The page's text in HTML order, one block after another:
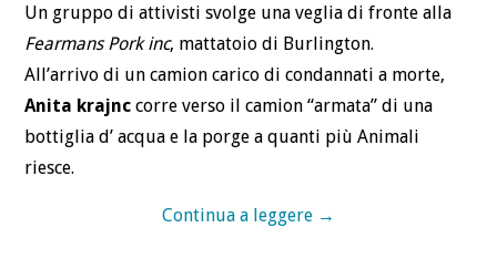
Un gruppo di attivisti svolge una veglia di fronte alla
Fearmans Pork inc, mattatoio di Burlington.
All’arrivo di un camion carico di condannati a morte,
Anita krajnc corre verso il camion “armata” di una
bottiglia d’ acqua e la porge a quanti più Animali
riesce.
Continua a leggere →